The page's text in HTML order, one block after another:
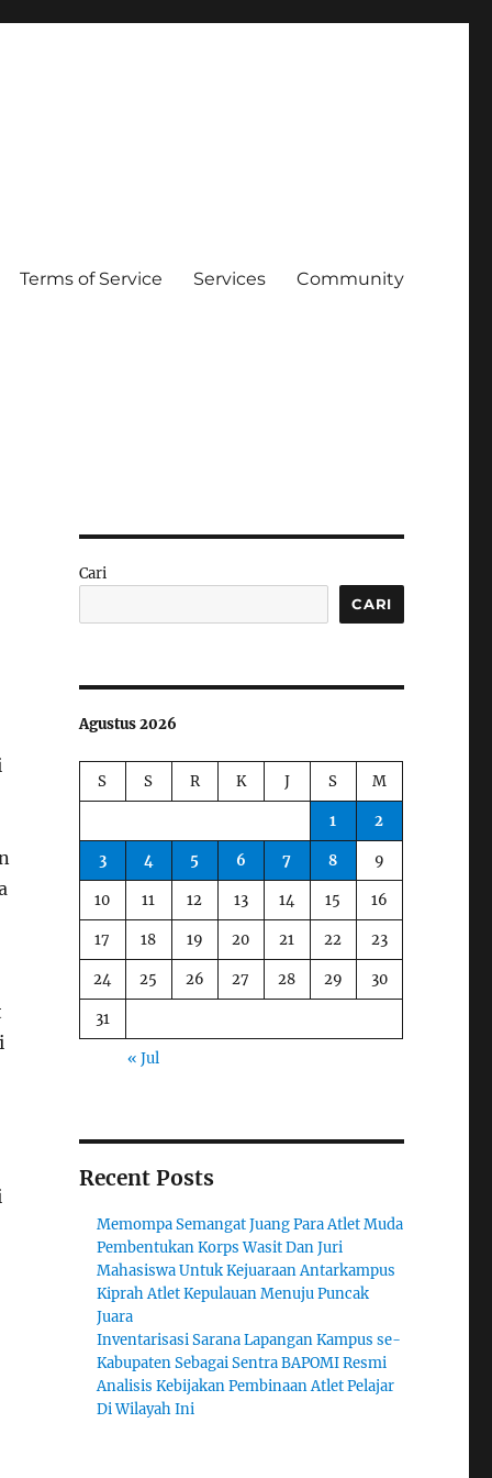
Terms of Service Services Community
Cari
CARI
Agustus 2026
S S R K J S M
1 2
3 4 5 6 7 8 9
10 11 12 13 14 15 16
17 18 19 20 21 22 23
24 25 26 27 28 29 30
31
« Jul
Recent Posts
Memompa Semangat Juang Para Atlet Muda
Pembentukan Korps Wasit Dan Juri
Mahasiswa Untuk Kejuaraan Antarkampus
Kiprah Atlet Kepulauan Menuju Puncak
Juara
Inventarisasi Sarana Lapangan Kampus se-
Kabupaten Sebagai Sentra BAPOMI Resmi
Analisis Kebijakan Pembinaan Atlet Pelajar
Di Wilayah Ini